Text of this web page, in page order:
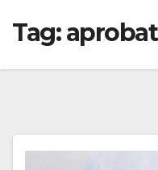
Tag:aprobat